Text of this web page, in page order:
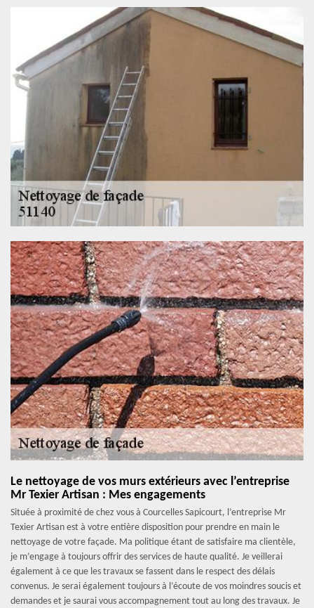
Le nettoyage de vos murs extérieurs avec l’entreprise
Mr Texier Artisan : Mes engagements
Située à proximité de chez vous à Courcelles Sapicourt, l’entreprise Mr
Texier Artisan est à votre entière disposition pour prendre en main le
nettoyage de votre façade. Ma politique étant de satisfaire ma clientèle,
je m’engage à toujours offrir des services de haute qualité. Je veillerai
également à ce que les travaux se fassent dans le respect des délais
convenus. Je serai également toujours à l’écoute de vos moindres soucis et
demandes et je saurai vous accompagnement tout au long des travaux. Je